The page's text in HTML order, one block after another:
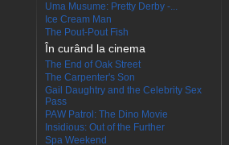
Uma Musume: Pretty Derby -...
Ice Cream Man
The Pout-Pout Fish
În curând la cinema
The End of Oak Street
The Carpenter's Son
Gail Daughtry and the Celebrity Sex
Pass
PAW Patrol: The Dino Movie
Insidious: Out of the Further
Spa Weekend